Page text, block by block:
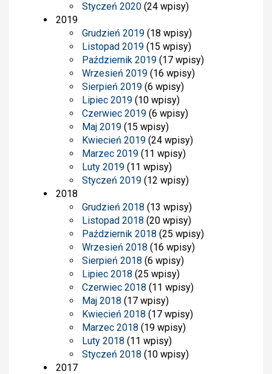
Styczeń 2020 (24 wpisy)
2019
Grudzień 2019 (18 wpisy)
Listopad 2019 (15 wpisy)
Październik 2019 (17 wpisy)
Wrzesień 2019 (16 wpisy)
Sierpień 2019 (6 wpisy)
Lipiec 2019 (10 wpisy)
Czerwiec 2019 (6 wpisy)
Maj 2019 (15 wpisy)
Kwiecień 2019 (24 wpisy)
Marzec 2019 (11 wpisy)
Luty 2019 (11 wpisy)
Styczeń 2019 (12 wpisy)
2018
Grudzień 2018 (13 wpisy)
Listopad 2018 (20 wpisy)
Październik 2018 (25 wpisy)
Wrzesień 2018 (16 wpisy)
Sierpień 2018 (6 wpisy)
Lipiec 2018 (25 wpisy)
Czerwiec 2018 (11 wpisy)
Maj 2018 (17 wpisy)
Kwiecień 2018 (17 wpisy)
Marzec 2018 (19 wpisy)
Luty 2018 (11 wpisy)
Styczeń 2018 (10 wpisy)
2017